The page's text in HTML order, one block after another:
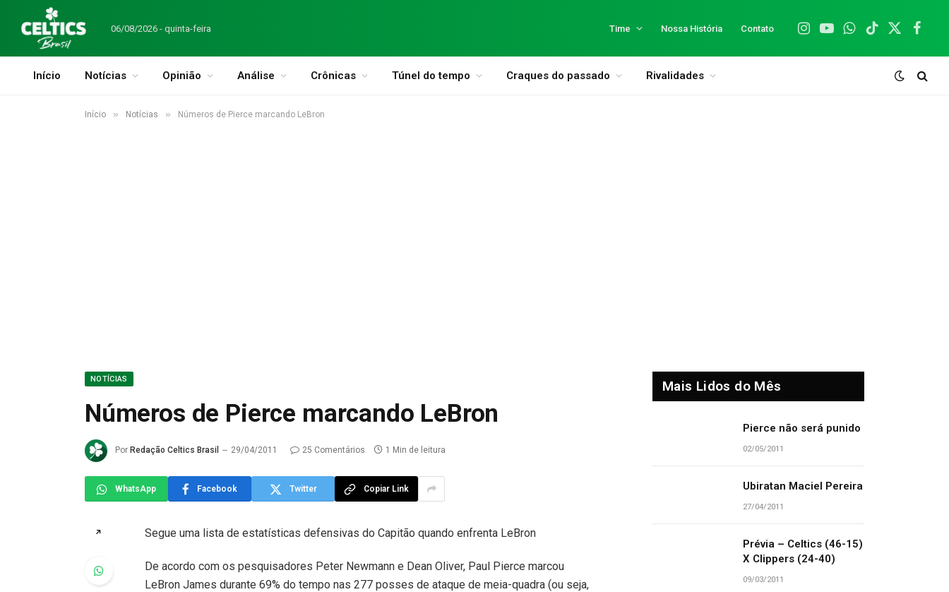
06/08/2026 - quinta-feira Time Nossa História Contato
Instagram
YouTubeWhatsApp
TikTok
X
Início Notícias Opinião Análise Crônicas Túnel do tempo Craques do passado Rivalidades
Início » Notícias » Números de Pierce marcando LeBron
NOTÍCIAS
Números de Pierce marcando LeBron
Por Redação Celtics Brasil 29/04/2011 25 Comentários 1 Min de leitura
WhatsApp Facebook Twitter Copiar Link
↗ Segue uma lista de estatísticas defensivas do Capitão quando enfrenta LeBron
De acordo com os pesquisadores Peter Newmann e Dean Oliver, Paul Pierce marcou
LeBron James durante 69% do tempo nas 277 posses de ataque de meia-quadra (ou seja,
Mais Lidos do Mês
Pierce não será punido
02/05/2011
Ubiratan Maciel Pereira
27/04/2011
Prévia – Celtics (46-15)
X Clippers (24-40)
09/03/2011